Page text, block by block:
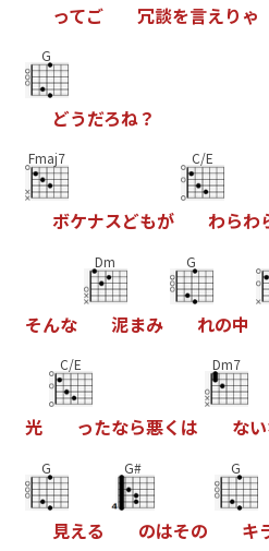
ってご 冗談を言えり ゃ
G
どうだろね？
Fmaj7
ボケナスどもが
C/E
わらわ
そんな
Dm
泥まみ
G
れの中
光
C/E
ったなら悪く は
Dm7
ない
G
見える
G#
のはその
G
キ